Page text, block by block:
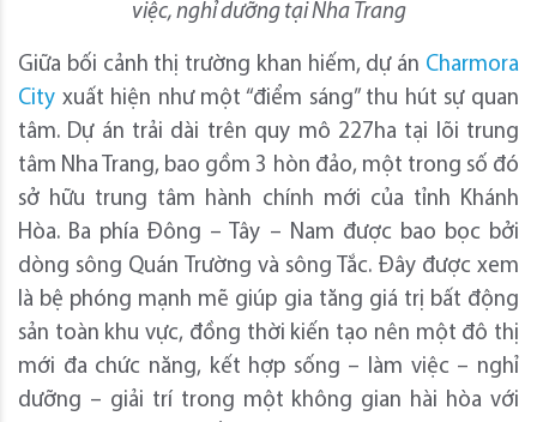
việc, nghỉ dưỡng tại Nha Trang
Giữa bối cảnh thị trường khan hiếm, dự án Charmora
City xuất hiện như một “điểm sáng” thu hút sự quan
tâm. Dự án trải dài trên quy mô 227ha tại lõi trung
tâm Nha Trang, bao gồm 3 hòn đảo, một trong số đó
sở hữu trung tâm hành chính mới của tỉnh Khánh
Hòa. Ba phía Đông – Tây – Nam được bao bọc bởi
dòng sông Quán Trường và sông Tắc. Đây được xem
là bệ phóng mạnh mẽ giúp gia tăng giá trị bất động
sản toàn khu vực, đồng thời kiến tạo nên một đô thị
mới đa chức năng, kết hợp sống – làm việc – nghỉ
dưỡng – giải trí trong một không gian hài hòa với